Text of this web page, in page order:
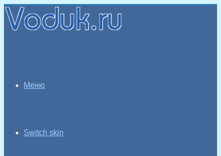
Меню
Switch skin